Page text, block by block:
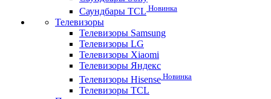
Саундбары TCL Новинка
Телевизоры
Телевизоры Samsung
Телевизоры LG
Телевизоры Xiaomi
Телевизоры Яндекс
Телевизоры Hisense Новинка
Телевизоры TCL